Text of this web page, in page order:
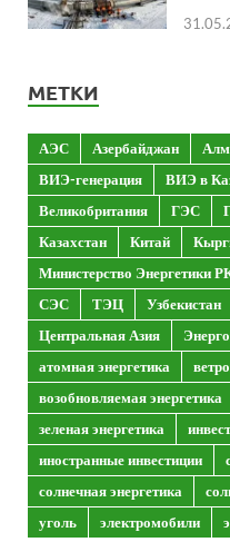
МЕТКИ
АЭС Азербайджан
ВИЭ-генерация
ВИЭ в
Великобритания
ГЭС
Казахстан
Китай
Министерство Энергетики
СЭС
ТЭЦ Узбекистан
Центральная Азия
атомная энергетика
возобновляемая энергетика
зеленая энергетика
иностранные инвестиции
солнечная энергетика
уголь
электромобили